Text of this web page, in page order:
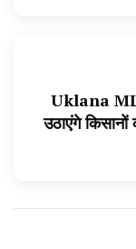
Uklana
उठाएंगे किसानों